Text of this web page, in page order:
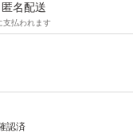
名配送
支払われます
認済